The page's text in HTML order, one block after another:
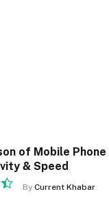
of Mobile
& Speed
By Current Khabar